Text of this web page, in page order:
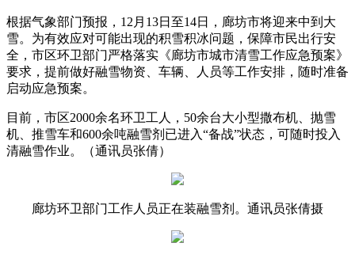
根据气象部门预报，12月13日至14日，廊坊市将迎来中到大
雪。为有效应对可能出现的积雪积冰问题，保障市民出行安
全，市区环卫部门严格落实《廊坊市城市清雪工作应急预案》
要求，提前做好融雪物资、车辆、人员等工作安排，随时准备
启动应急预案。
目前，市区2000余名环卫工人，50余台大小型撒布机、抛雪
机、推雪车和600余吨融雪剂已进入“备战”状态，可随时投入
清融雪作业。（通讯员张倩）
廊坊环卫部门工作人员正在装融雪剂。通讯员张倩摄